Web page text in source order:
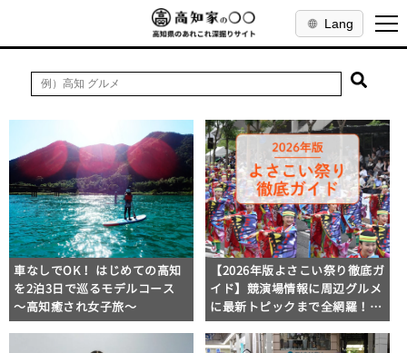
Lang
車なしでOK！ はじめての高知
を2泊3日で巡るモデルコース
〜高知癒され女子旅〜
【2026年版よさこい祭り徹底ガ
イド】競演場情報に周辺グルメ
に最新トピックまで全網羅！よ
さこい祭りを満喫できるよさこ
い情報完全版